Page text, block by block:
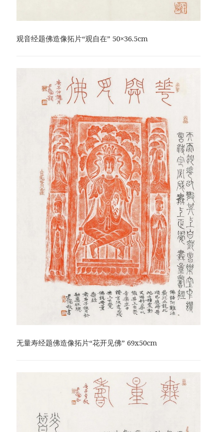
观音经题佛造像拓片“观自在” 50×36.5cm
无量寿经题佛造像拓片“花开见佛” 69x50cm